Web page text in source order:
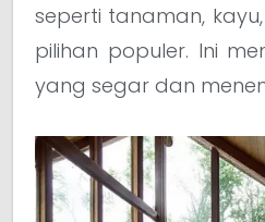
seperti tanaman,
pilihan populer. Ini
yang segar dan